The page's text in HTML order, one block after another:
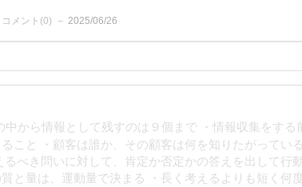
コメント(0) 2025/06/26
中から情報として残すのは９個まで ・情報収集をする
こと ・顧客は誰か、その顧客は何を知りたがってい
き問いに対して、肯定か否定かの答えを出して行
質と量は、運動量で決まる ・長く考えるよりも短く何